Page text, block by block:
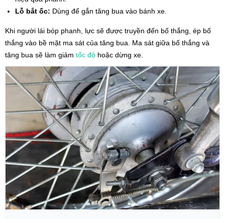
Lỗ bắt ốc: Dùng để gắn tăng bua vào bánh xe.
Khi người lái bóp phanh, lực sẽ được truyền đến bố thắng, ép bố
thắng vào bề mặt ma sát của tăng bua. Ma sát giữa bố thắng và
tăng bua sẽ làm giảm tốc độ hoặc dừng xe.